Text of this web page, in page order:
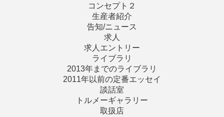
コンセプト２
生産者紹介
告知/ニュース
求人
求人エントリー
ライブラリ
2013年までのライブラリ
2011年以前の定番エッセイ
談話室
トルメーギャラリー
取扱店